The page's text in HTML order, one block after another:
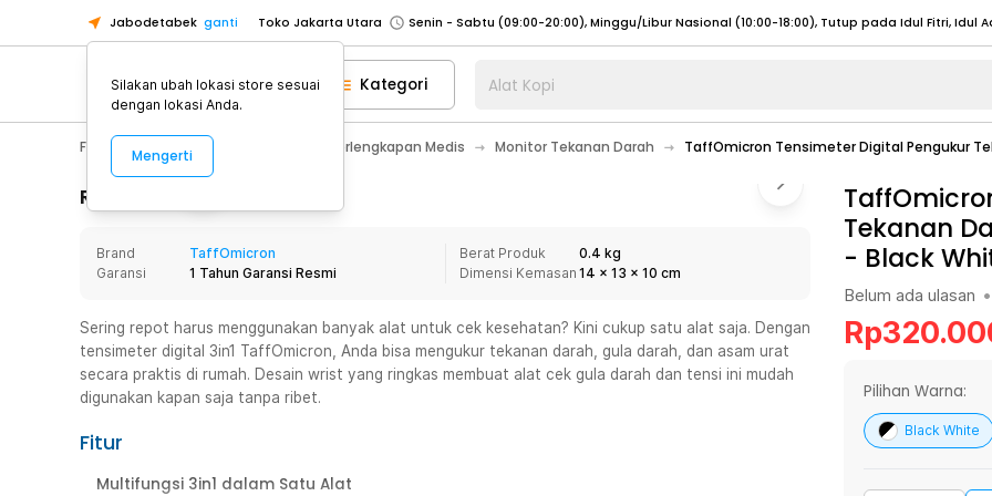
Jabodetabek ganti Toko Jakarta Utara
Toko Tangerang
Toko Cikupa
Pick n Go Jakarta Barat
Senin - Jumat (07:00 - 20:00), Sabtu - Minggu (08:00 - 20:00), Tutup pada Idul Fitri
Pick n Go Bekasi
Senin - Jumat (08:00 - 20:00), Sabtu - Minggu/ Libur Nasional (08:00 - 17:00) Selengkapnya
Senin - Jumat (08:00 - 20:00), Sabtu - Minggu/ Libur Nasional (08:00 - 17:00) Selengkapnya
Senin - Sabtu (09:00-20:00), Minggu/Libur Nasional (12:00-20:00), Tutup pada Idul Fitri
Toko Jakarta Barat
Senin - Sabtu (09:00-20:00), Minggu/Libur Nasional (12:00-20:00), Tutup pada Idul Fitri
Toko Tangerang
Toko Cikupa
Pick n Go Jakarta Barat
Senin - Jumat (07:00 - 20:00), Sabtu - Minggu (08:00 - 20:00), Tutup pada Idul Fitri
Senin - Jumat (08:00 - 20:00), Sabtu - Minggu/ Libur Nasional (08:00 - 17:00) Selengkapnya
Kategori Alat Kopi
Fashion, Make Up & Beauty Care Perlengkapan Medis Monitor Tekanan Darah TaffOmicron Tensimeter Digital Pengukur
Rincian Produk
Brand
TaffOmicron
Garansi
1 Tahun Garansi Resmi
Berat Produk
0.4 kg
Dimensi Kemasan 14 x 13 x 10 cm
Sering repot harus menggunakan banyak alat untuk cek kesehatan? Kini cukup satu alat saja. Dengan
tensimeter digital 3in1 TaffOmicron, Anda bisa mengukur tekanan darah, gula darah, dan asam urat
secara praktis di rumah. Desain wrist yang ringkas membuat alat cek gula darah dan tensi ini mudah
digunakan kapan saja tanpa ribet.
Fitur
Multifungsi 3in1 dalam Satu Alat
Tekanan
- Black
Belum ada ulasan •
Rp
Pilihan Warna:
Black White
Silakan ubah lokasi store sesuai
dengan lokasi Anda.
Mengerti